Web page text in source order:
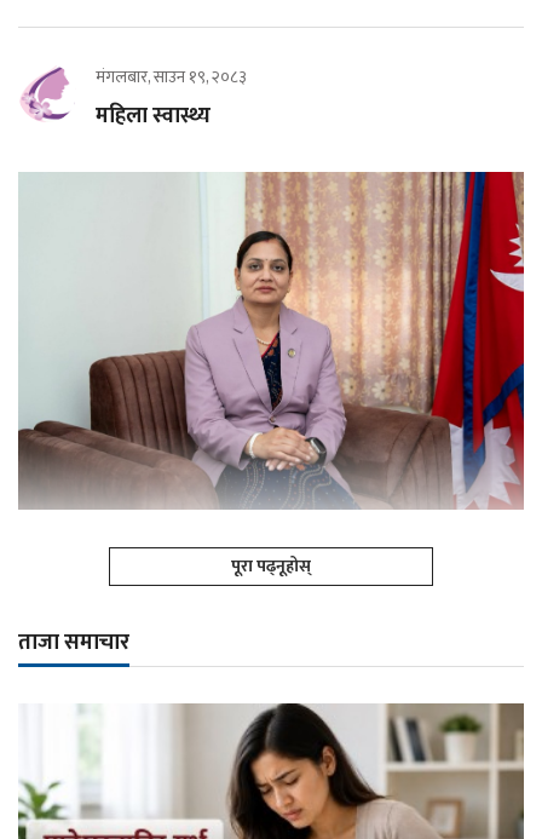
मंगलबार, साउन १९, २०८३
महिला स्वास्थ्य
पूरा पढ्नूहोस्
ताजा समाचार